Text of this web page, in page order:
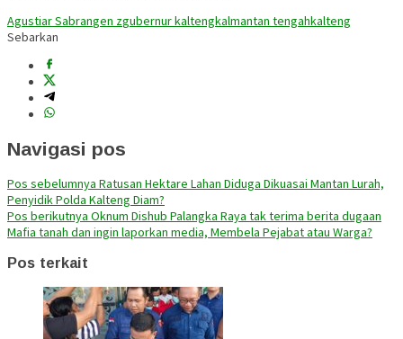
Agustiar Sabrangen zgubernur kaltengkalmantan tengahkalteng
Sebarkan
Navigasi pos
Pos sebelumnya Ratusan Hektare Lahan Diduga Dikuasai Mantan Lurah,
Penyidik Polda Kalteng Diam?
Pos berikutnya Oknum Dishub Palangka Raya tak terima berita dugaan
Mafia tanah dan ingin laporkan media, Membela Pejabat atau Warga?
Pos terkait